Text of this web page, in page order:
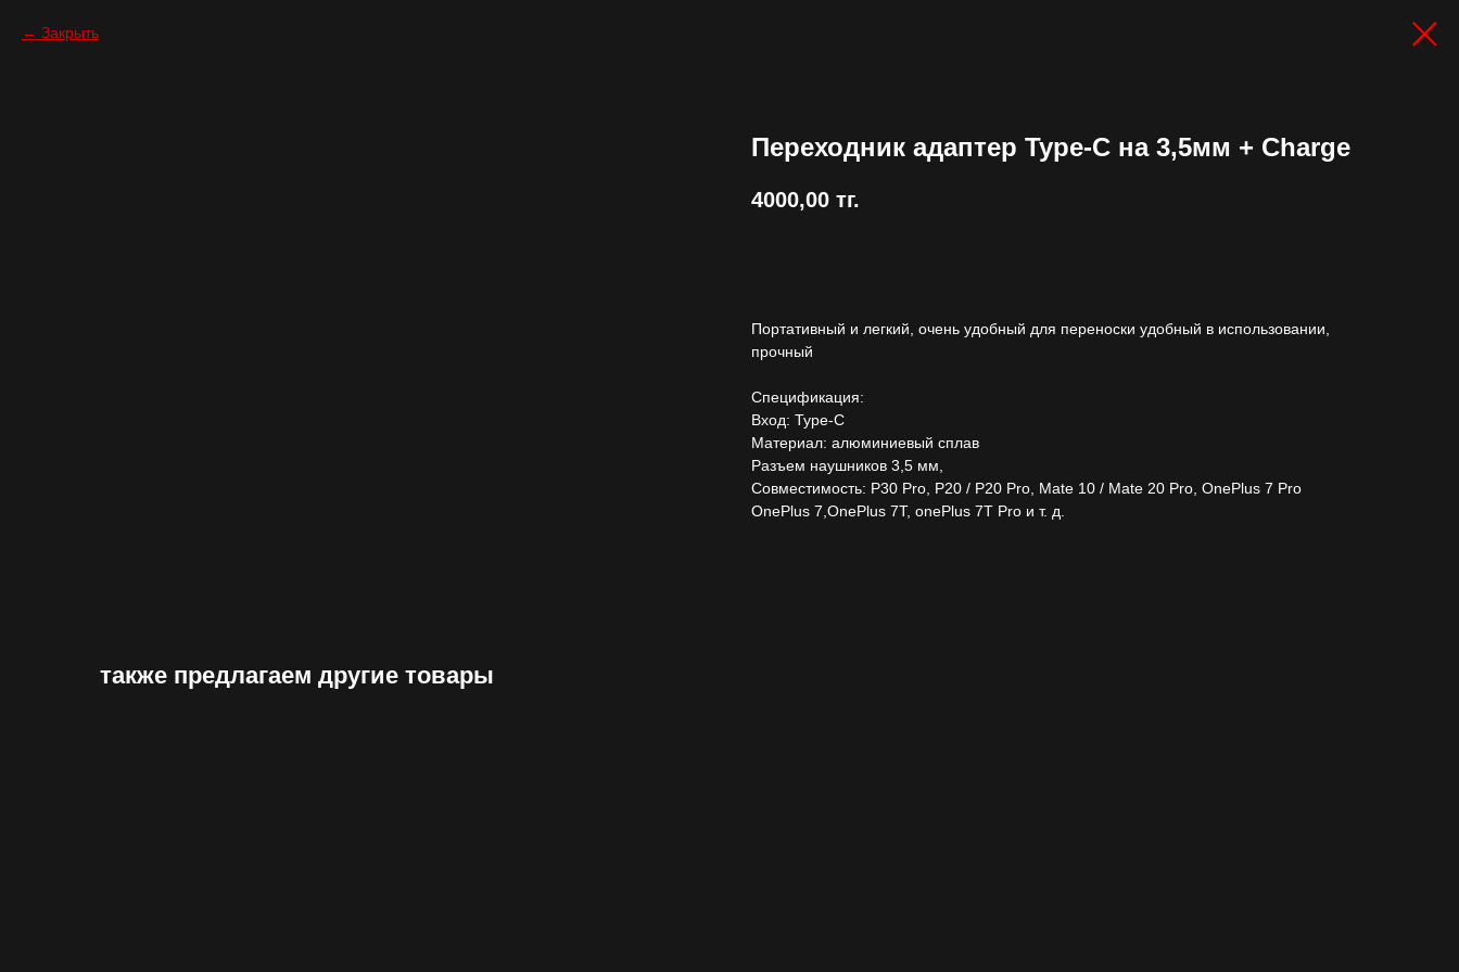
Закрыть
Переходник адаптер Type-C на 3,5мм + Charge
4000,00 тг.
Портативный и легкий, очень удобный для переноски удобный в использовании,
прочный
Спецификация:
Вход: Type-C
Материал: алюминиевый сплав
Разъем наушников 3,5 мм,
Совместимость: P30 Pro, P20 / P20 Pro, Mate 10 / Mate 20 Pro, OnePlus 7 Pro
OnePlus 7,OnePlus 7T, onePlus 7T Pro и т. д.
также предлагаем другие товары